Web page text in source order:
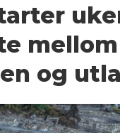
mellom
og